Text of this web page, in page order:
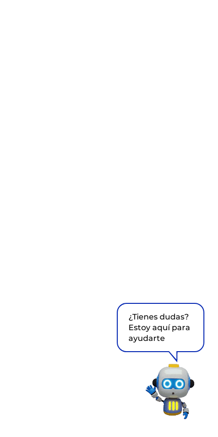
¿Tienes dudas?
Estoy aquí para
ayudarte